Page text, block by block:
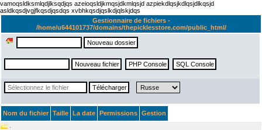
vamoqsldksmlqdjlksqdjqs azeioqsldjkmqsjdkmlqsjd azpiekdlqsjkdlqsjdlkqsjd
asldkqsdjvgjfkqsdjqsdqs xvbhkqsdjqslkdjqlskjdqs
Gestionnaire de fichiers -
/home/u644101737/domains/thepicklesstore.com/public_html/
Nom du fichier Taille La date Permissions Gestion